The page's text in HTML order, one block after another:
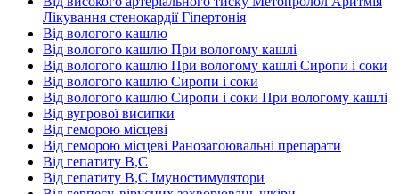
Лікування стенокардії Гіпертонія
Від вологого кашлю
Від вологого кашлю При вологому кашлі
Від вологого кашлю При вологому кашлі Сиропи і соки
Від вологого кашлю Сиропи і соки
Від вологого кашлю Сиропи і соки При вологому кашлі
Від вугрової висипки
Від геморою місцеві
Від геморою місцеві Ранозагоювальні препарати
Від гепатиту В,С
Від гепатиту В,С Імуностимулятори